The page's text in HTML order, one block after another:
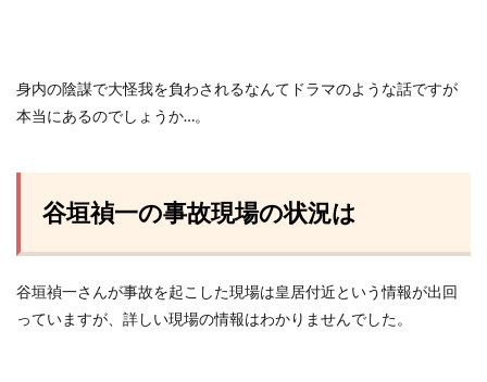
身内の陰謀で大怪我を負わされるなんてドラマのような話ですが
本当にあるのでしょうか…。
谷垣禎一の事故現場の状況は
谷垣禎一さんが事故を起こした現場は皇居付近という情報が出回
っていますが、詳しい現場の情報はわかりませんでした。